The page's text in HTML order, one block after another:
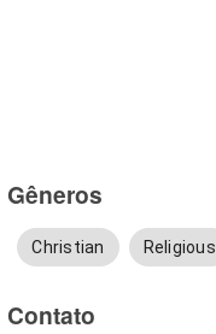
Gêneros
Christian Religious
Contato